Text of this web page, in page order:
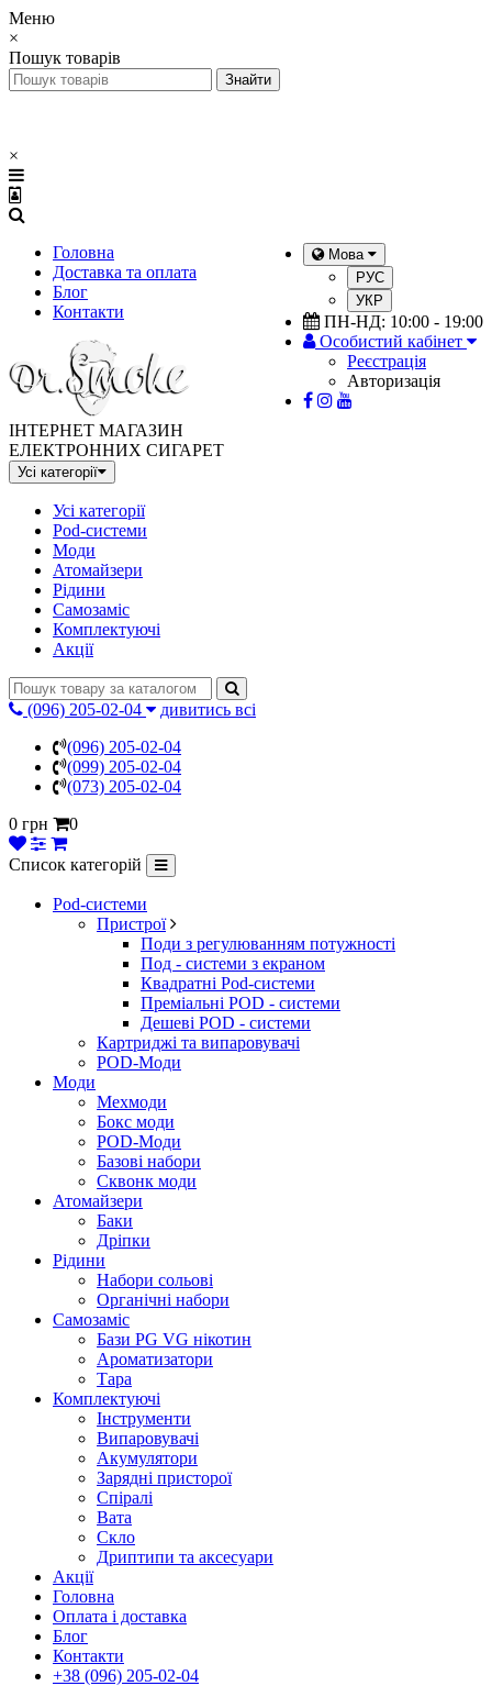
Меню
×
Пошук товарів
×
Головна
Доставка та оплата
Блог
Контакти
Мова
РУС
УКР
ПН-НД: 10:00 - 19:00
Особистий кабінет
Реєстрація
Авторизація
ІНТЕРНЕТ МАГАЗИН
ЕЛЕКТРОННИХ СИГАРЕТ
Усі категорії
Усі категорії
Pod-системи
Моди
Атомайзери
Рідини
Самозаміс
Комплектуючі
Акції
(096) 205-02-04
дивитись всі
(096) 205-02-04
(099) 205-02-04
(073) 205-02-04
0 грн
0
Список категорій
Pod-системи
Пристрої
Поди з регулюванням потужності
Под - системи з екраном
Квадратні Pod-системи
Преміальні POD - системи
Дешеві POD - системи
Картриджі та випаровувачі
POD-Моди
Моди
Мехмоди
Бокс моди
POD-Моди
Базові набори
Сквонк моди
Атомайзери
Баки
Дріпки
Рідини
Набори сольові
Органічні набори
Самозаміс
Бази PG VG нікотин
Ароматизатори
Тара
Комплектуючі
Інструменти
Випаровувачі
Акумулятори
Зарядні присторої
Спіралі
Вата
Скло
Дриптипи та аксесуари
Акції
Головна
Оплата і доставка
Блог
Контакти
+38 (096) 205-02-04